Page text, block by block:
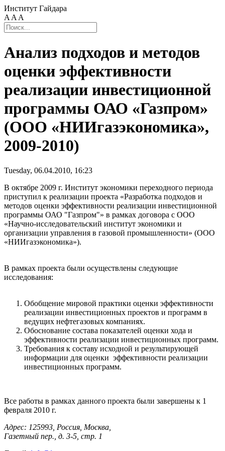
Институт Гайдара
A A A
Анализ подходов и методов
оценки эффективности
реализации инвестиционной
программы ОАО «Газпром»
(ООО «НИИгазэкономика»,
2009-2010)
Tuesday, 06.04.2010, 16:23
В октябре 2009 г. Институт экономики переходного периода
приступил к реализации проекта «Разработка подходов и
методов оценки эффективности реализации инвестиционной
программы ОАО "Газпром"» в рамках договора с ООО
«Научно-исследовательский институт экономики и
организации управления в газовой промышленности» (ООО
«НИИгазэкономика»).
В рамках проекта были осуществлены следующие
исследования:
Обобщение мировой практики оценки эффективности
реализации инвестиционных проектов и программ в
ведущих нефтегазовых компаниях.
Обоснование состава показателей оценки хода и
эффективности реализации инвестиционных программ.
Требования к составу исходной и результирующей
информации для оценки эффективности реализации
инвестиционных программ.
Все работы в рамках данного проекта были завершены к 1
февраля 2010 г.
Адрес: 125993, Россия, Москва,
Газетный пер., д. 3-5, стр. 1